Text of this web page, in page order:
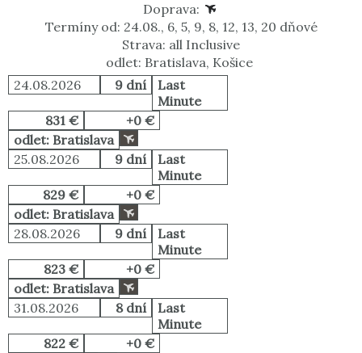
Doprava:
Termíny od: 24.08., 6, 5, 9, 8, 12, 13, 20 dňové
Strava: all Inclusive
odlet: Bratislava, Košice
24.08.2026
9 dní
Last
Minute
831 €
+0 €
odlet: Bratislava
25.08.2026
9 dní
Last
Minute
829 €
+0 €
odlet: Bratislava
28.08.2026
9 dní
Last
Minute
823 €
+0 €
odlet: Bratislava
31.08.2026
8 dní
Last
Minute
822 €
+0 €